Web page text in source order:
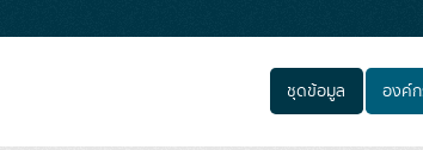
ชุดข้อมูล องค์